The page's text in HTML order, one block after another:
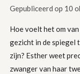
Gepubliceerd op 10
Hoe voelt het om
gezicht in de spiegel
zijn? Esther weet
zwanger van haar